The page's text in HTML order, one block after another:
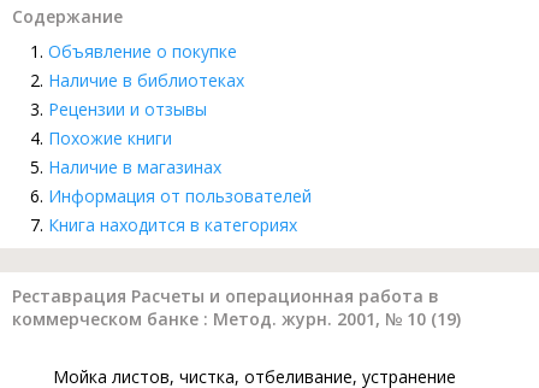
Содержание
Объявление о покупке
Наличие в библиотеках
Рецензии и отзывы
Похожие книги
Наличие в магазинах
Информация от пользователей
Книга находится в категориях
Реставрация Расчеты и операционная работа в
коммерческом банке : Метод. журн. 2001, № 10 (19)
Мойка листов, чистка, отбеливание, устранение